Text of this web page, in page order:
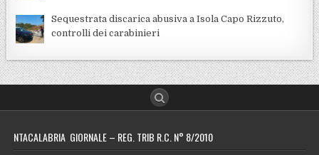
Sequestrata discarica abusiva a Isola Capo Rizzuto,
controlli dei carabinieri
NTACALABRIA GIORNALE – REG. TRIB R.C. N° 8/2010